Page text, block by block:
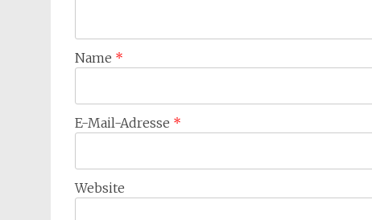
Name *
E-Mail-Adresse *
Website